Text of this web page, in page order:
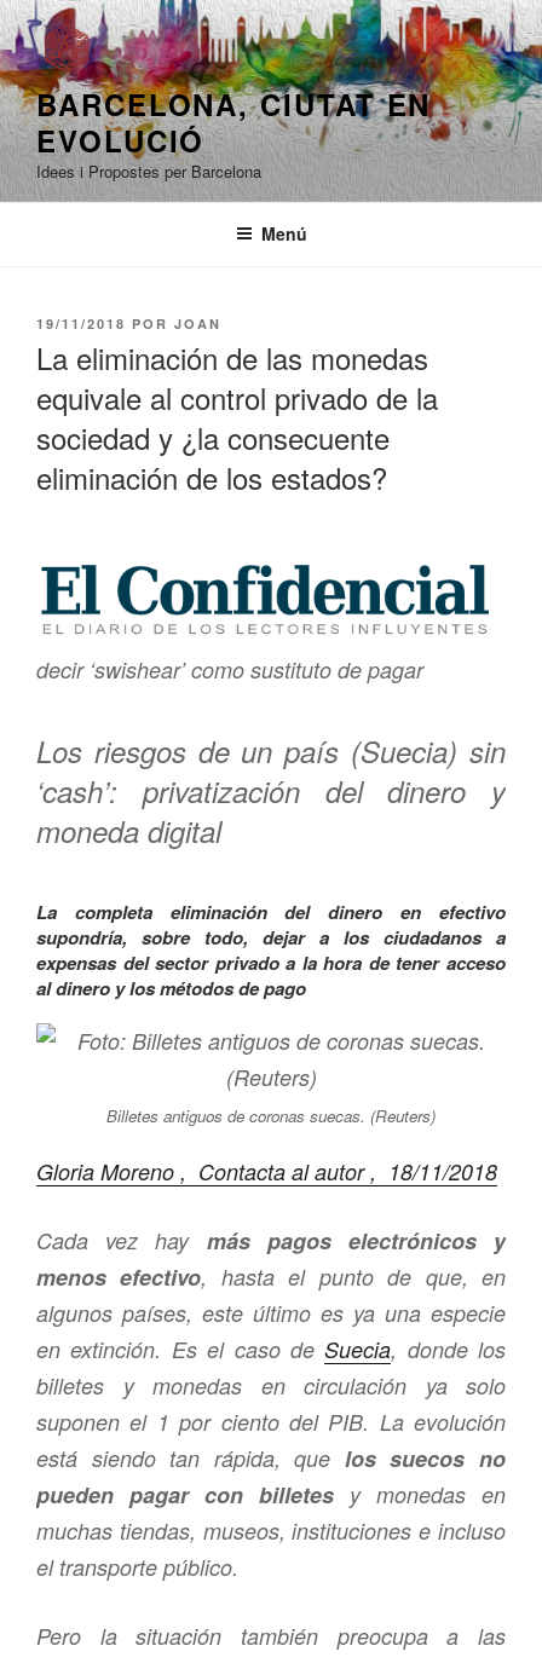
Saltar
al
contenido
BARCELONA, ​​CIUTAT EN
EVOLUCIÓ
Idees i Propostes per Barcelona
Menú
PUBLICADO
19/11/2018 POR JOAN
La eliminación de las monedas
equivale al control privado de la
sociedad y ¿la consecuente
eliminación de los estados?
decir ‘swishear’ como sustituto de pagar
Los riesgos de un país (Suecia) sin
‘cash’: privatización del dinero y
moneda digital
La completa eliminación del dinero en efectivo
supondría, sobre todo, dejar a los ciudadanos a
expensas del sector privado a la hora de tener acceso
al dinero y los métodos de pago
Billetes antiguos de coronas suecas. (Reuters)
Gloria Moreno , Contacta al autor , 18/11/2018
Cada vez hay más pagos electrónicos y
menos efectivo, hasta el punto de que, en
algunos países, este último es ya una especie
en extinción. Es el caso deSuecia, donde los
billetes y monedas en circulación ya solo
suponen el 1 por ciento del PIB. La evolución
está siendo tan rápida, que los suecos no
pueden pagar con billetes y monedas en
muchas tiendas, museos, instituciones e incluso
el transporte público.
Pero la situación también preocupa a las